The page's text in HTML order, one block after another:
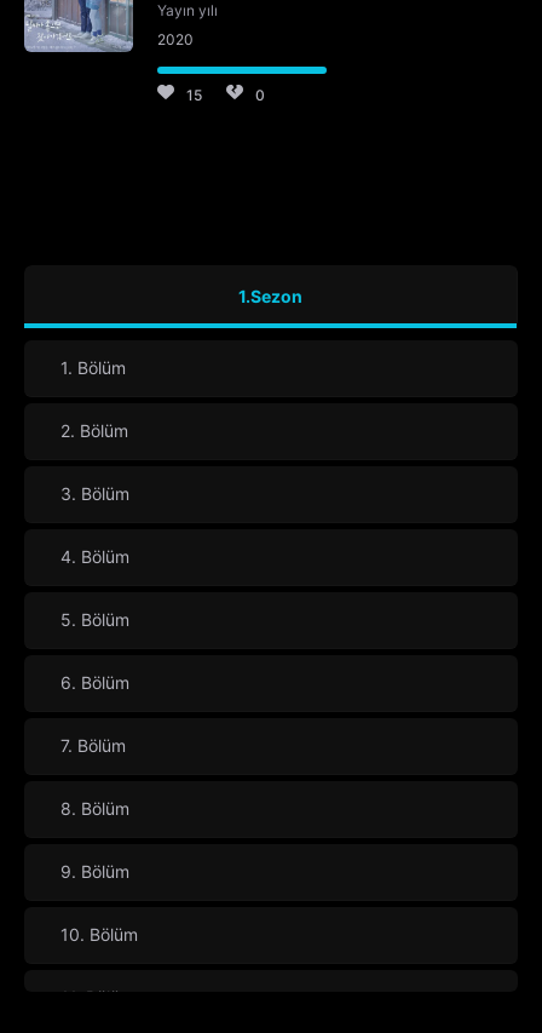
Yayın yılı
2020
15 0
1.Sezon
1. Bölüm
2. Bölüm
3. Bölüm
4. Bölüm
5. Bölüm
6. Bölüm
7. Bölüm
8. Bölüm
9. Bölüm
10. Bölüm
11. Bölüm